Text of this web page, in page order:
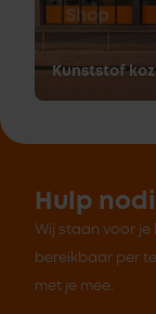
Kunststof
Hulp
Wij staan voor je
bereikbaar per
met je mee.